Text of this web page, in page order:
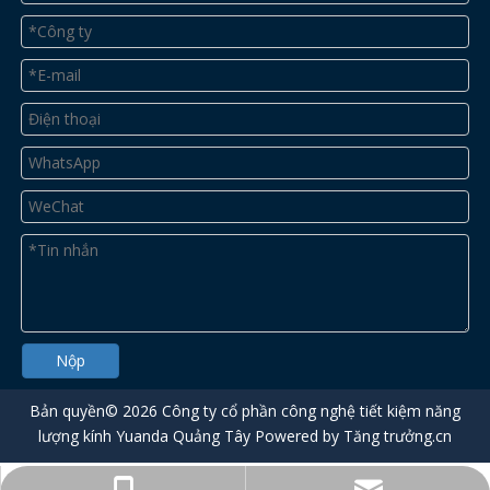
Nộp
Bản quyền© 2026 Công ty cổ phần công nghệ tiết kiệm năng
lượng kính Yuanda Quảng Tây Powered by Tăng trưởng.cn